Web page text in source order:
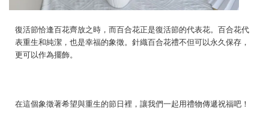
復活節恰逢百花齊放之時，而百合花正是復活節的代表花。百合花代
表重生和純潔，也是幸福的象徵。針織百合花禮不但可以永久保存，
更可以作為擺飾。
在這個象徵著希望與重生的節日裡，讓我們一起用禮物傳遞祝福吧！